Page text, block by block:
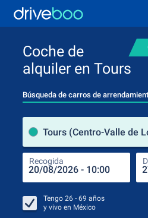
Coche de
alquiler en Tours
Búsqueda de carros de
Tours (Centro-Valle de
Recogida
Tengo 26 - 69 años
y vivo en México